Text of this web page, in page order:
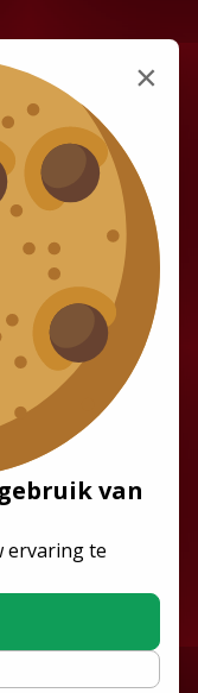
per uur bij Tribus
×
van
ervaring te